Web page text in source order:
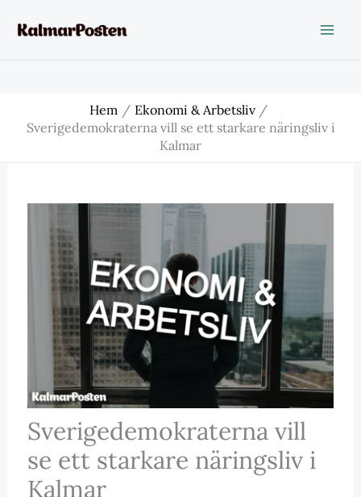
Hem
Ekonomi & Arbetsliv
Sverigedemokraterna vill se ett starkare näringsliv i
Kalmar
Sverigedemokraterna vill
se ett starkare näringsliv i
Kalmar